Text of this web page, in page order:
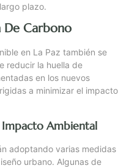
plazo.
De Carbono
en La Paz también se
reducir la huella de
en los nuevos
a minimizar el impacto
Impacto Ambiental
adoptando varias medidas
urbano. Algunas de